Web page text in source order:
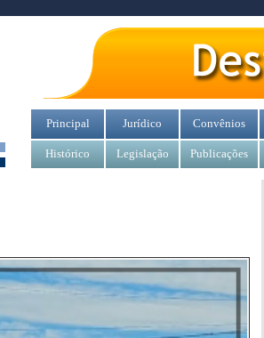
Principal Jurídico Convênios
Histórico Legislação Publicações